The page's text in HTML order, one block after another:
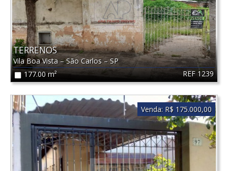
REF 1239
TERRENOS
Vila Boa Vista–São Carlos–SP
177.00 m²
Venda: R$ 175.000,00